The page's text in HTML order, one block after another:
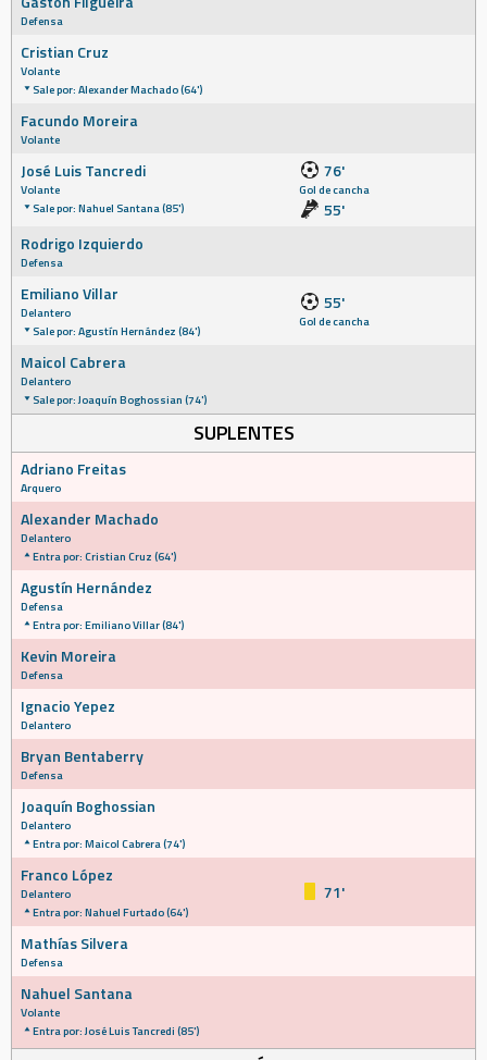
Defensa
Cristian Cruz
Volante
Sale por: Alexander Machado (64')
Facundo Moreira
Volante
José Luis Tancredi
Volante
Sale por: Nahuel Santana (85')
76'
Gol de cancha
55'
Rodrigo Izquierdo
Defensa
Emiliano Villar
Delantero
Sale por: Agustín Hernández (84')
55'
Gol de cancha
Maicol Cabrera
Delantero
Sale por: Joaquín Boghossian (74')
SUPLENTES
Adriano Freitas
Arquero
Alexander Machado
Delantero
Entra por: Cristian Cruz (64')
Agustín Hernández
Defensa
Entra por: Emiliano Villar (84')
Kevin Moreira
Defensa
Ignacio Yepez
Delantero
Bryan Bentaberry
Defensa
Joaquín Boghossian
Delantero
Entra por: Maicol Cabrera (74')
Franco López
Delantero
Entra por: Nahuel Furtado (64')
71'
Mathías Silvera
Defensa
Nahuel Santana
Volante
Entra por: José Luis Tancredi (85')